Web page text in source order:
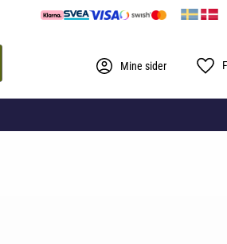
Mine sider